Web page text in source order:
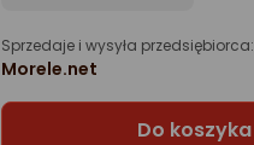
Sprzedaje i wysyła przedsiębiorca:
Morele.net
Do koszyka